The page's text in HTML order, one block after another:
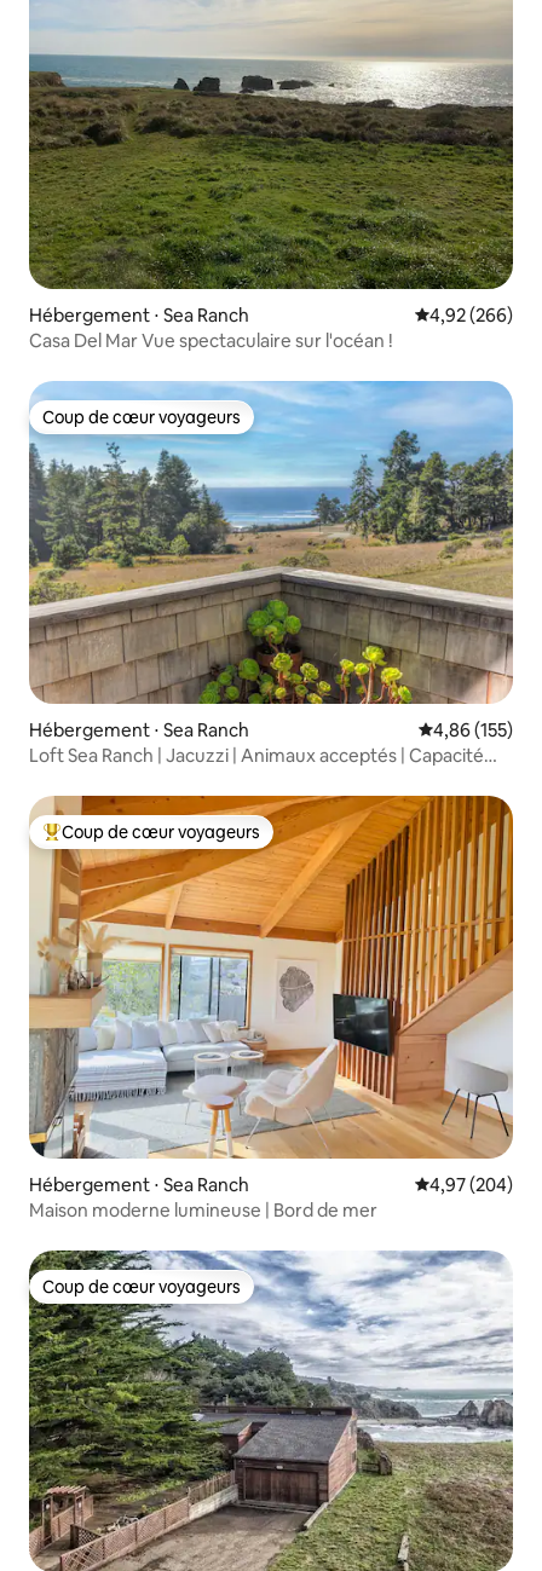
Hébergement ⋅ Sea Ranch Évaluation
4,92 (266)
Casa Del Mar Vue spectaculaire sur l'océan !
Coup de cœur voyageurs
Coup de cœur voyageurs
Hébergement ⋅ Sea Ranch Évaluation
4,86 (155)
Loft Sea Ranch | Jacuzzi | Animaux acceptés | Capacité
Coups de cœur voyageurs les plus appréciés
Coup de cœur voyageurs
Hébergement ⋅ Sea Ranch Évaluation
4,97 (204)
Maison moderne lumineuse | Bord de mer
Coup de cœur voyageurs
Coup de cœur voyageurs